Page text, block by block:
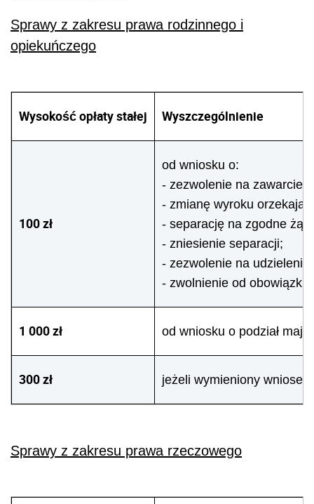
Sprawy z zakresu prawa rodzinnego i
opiekuńczego
Wysokość opłaty stałej Wyszczególnienie
100 zł
od wniosku o:
- zezwolenie na zawarcie
- zmianę wyroku
- separację na zgodne
- zniesienie separacji;
- zezwolenie na udzielenie
- zwolnienie od obowiązku
1 000 zł od wniosku o podział
300 zł jeżeli wymieniony wniosek
Sprawy z zakresu prawa rzeczowego